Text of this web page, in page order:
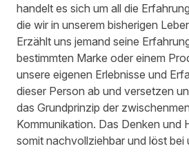
handelt es sich um all die
die wir in unserem bisherigen
Erzählt uns jemand seine
bestimmten Marke oder einem
unsere eigenen Erlebnisse und
dieser Person ab und versetzen
das Grundprinzip der
Kommunikation. Das Denken und
somit nachvollziehbar und löst bei